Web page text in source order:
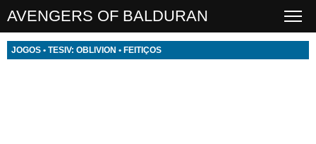
AVENGERS OF BALDURAN
JOGOS • TESIV: OBLIVION • FEITIÇOS